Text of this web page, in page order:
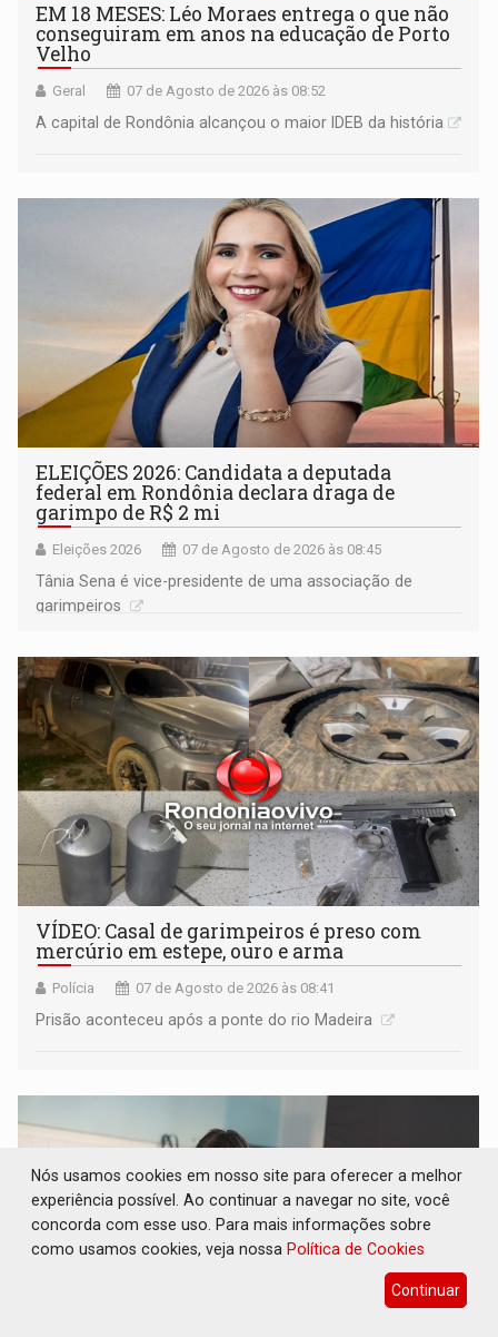
EM 18 MESES: Léo Moraes entrega o que não
conseguiram em anos na educação de Porto
Velho
Geral 07 de Agosto de 2026 às 08:52
A capital de Rondônia alcançou o maior IDEB da história
ELEIÇÕES 2026: Candidata a deputada
federal em Rondônia declara draga de
garimpo de R$ 2 mi
Eleições 2026 07 de Agosto de 2026 às 08:45
Tânia Sena é vice-presidente de uma associação de
garimpeiros
VÍDEO: Casal de garimpeiros é preso com
mercúrio em estepe, ouro e arma
Polícia 07 de Agosto de 2026 às 08:41
Prisão aconteceu após a ponte do rio Madeira
Nós usamos cookies em nosso site para oferecer a melhor
experiência possível. Ao continuar a navegar no site, você
concorda com esse uso. Para mais informações sobre
como usamos cookies, veja nossa Política de Cookies
Continuar